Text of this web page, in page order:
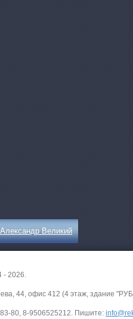
Великий
- 2026.
44, офис 412 (4 этаж, здание
80, 8-9506525212. Пишите: